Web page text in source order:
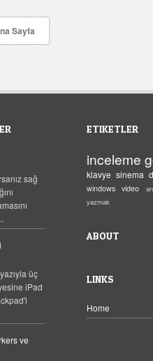
Sayfa
sağ
üç
iPad
ve
ETIKETLER
inceleme
klavye sinema
windows
video
yazmak
ABOUT
LINKS
Home